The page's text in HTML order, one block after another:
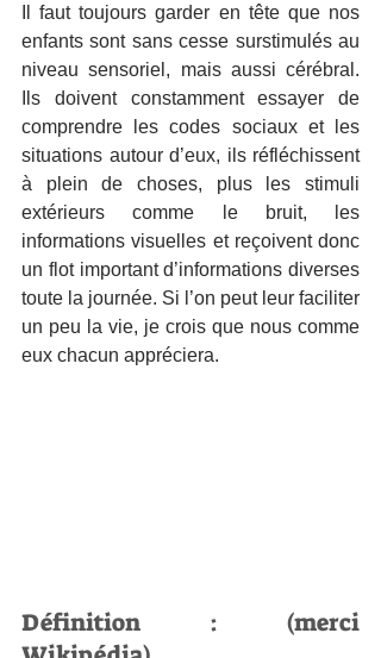
Il faut toujours garder en tête que nos
enfants sont sans cesse surstimulés au
niveau sensoriel, mais aussi cérébral.
Ils doivent constamment essayer de
comprendre les codes sociaux et les
situations autour d’eux, ils réfléchissent
à plein de choses, plus les stimuli
extérieurs comme le bruit, les
informations visuelles et reçoivent donc
un flot important d’informations diverses
toute la journée. Si l’on peut leur faciliter
un peu la vie, je crois que nous comme
eux chacun appréciera.
Définition : (merci